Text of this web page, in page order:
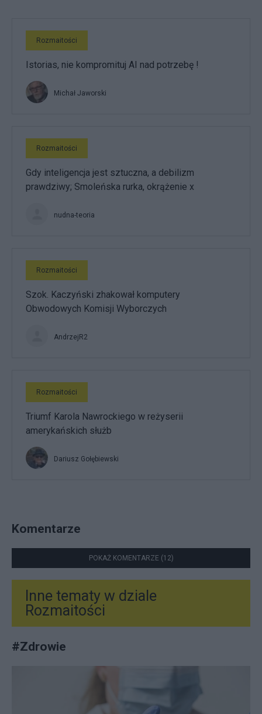
Rozmaitości
Istorias, nie kompromituj AI nad potrzebę !
Michał Jaworski
Rozmaitości
Gdy inteligencja jest sztuczna, a debilizm
prawdziwy; Smoleńska rurka, okrążenie x
nudna-teoria
Rozmaitości
Szok. Kaczyński zhakował komputery
Obwodowych Komisji Wyborczych
AndrzejR2
Rozmaitości
Triumf Karola Nawrockiego w reżyserii
amerykańskich służb
Dariusz Gołębiewski
Komentarze
POKAŻ KOMENTARZE (12)
Inne tematy w dziale
Rozmaitości
#Zdrowie